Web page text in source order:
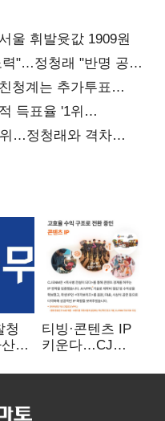
울 휘발윳값 1909원
"…정청래 "반명 공세
청계는 추가투표
득표율 '1위
…정청래와 격차
청
티빙·콘텐츠 IP
키운다…CJ
글로벌 확장 가속